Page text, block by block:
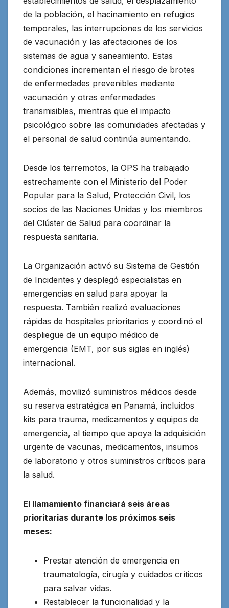
de la población, el hacinamiento en refugios
temporales, las interrupciones de los servicios
de vacunación y las afectaciones de los
sistemas de agua y saneamiento. Estas
condiciones incrementan el riesgo de brotes
de enfermedades prevenibles mediante
vacunación y otras enfermedades
transmisibles, mientras que el impacto
psicológico sobre las comunidades afectadas y
el personal de salud continúa aumentando.
Desde los terremotos, la OPS ha trabajado
estrechamente con el Ministerio del Poder
Popular para la Salud, Protección Civil, los
socios de las Naciones Unidas y los miembros
del Clúster de Salud para coordinar la
respuesta sanitaria.
La Organización activó su Sistema de Gestión
de Incidentes y desplegó especialistas en
emergencias en salud para apoyar la
respuesta. También realizó evaluaciones
rápidas de hospitales prioritarios y coordinó el
despliegue de un equipo médico de
emergencia (EMT, por sus siglas en inglés)
internacional.
Además, movilizó suministros médicos desde
su reserva estratégica en Panamá, incluidos
kits para trauma, medicamentos y equipos de
emergencia, al tiempo que apoya la adquisición
urgente de vacunas, medicamentos, insumos
de laboratorio y otros suministros críticos para
la salud.
El llamamiento financiará seis áreas
prioritarias durante los próximos seis
meses:
Prestar atención de emergencia en
traumatología, cirugía y cuidados críticos
para salvar vidas.
Restablecer la funcionalidad y la